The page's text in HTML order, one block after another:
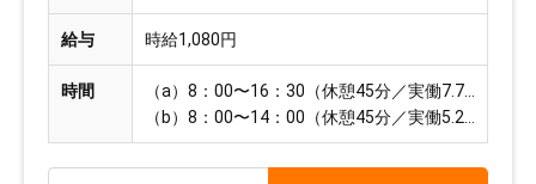
給与 時給1,080円
時間
（b）8：00〜14：00（休憩45分／実働5.25時間）